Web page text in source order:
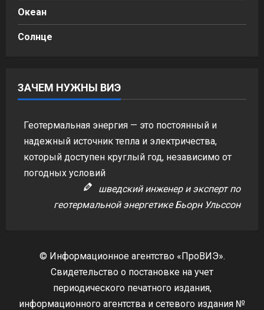
Океан
Солнце
ЗАЧЕМ НУЖНЫ ВИЭ
Геотермальная энергия — это постоянный и
надежный источник тепла и электричества,
который доступен круглый год, независимо от
погодных условий
шведский инженер и эксперт по
геотермальной энергетике Бьорн Ульссон
© Информационное агентство «ПроВИЭ».
Свидетельство о постановке на учет
периодического печатного издания,
информационного агентства и сетевого издания №